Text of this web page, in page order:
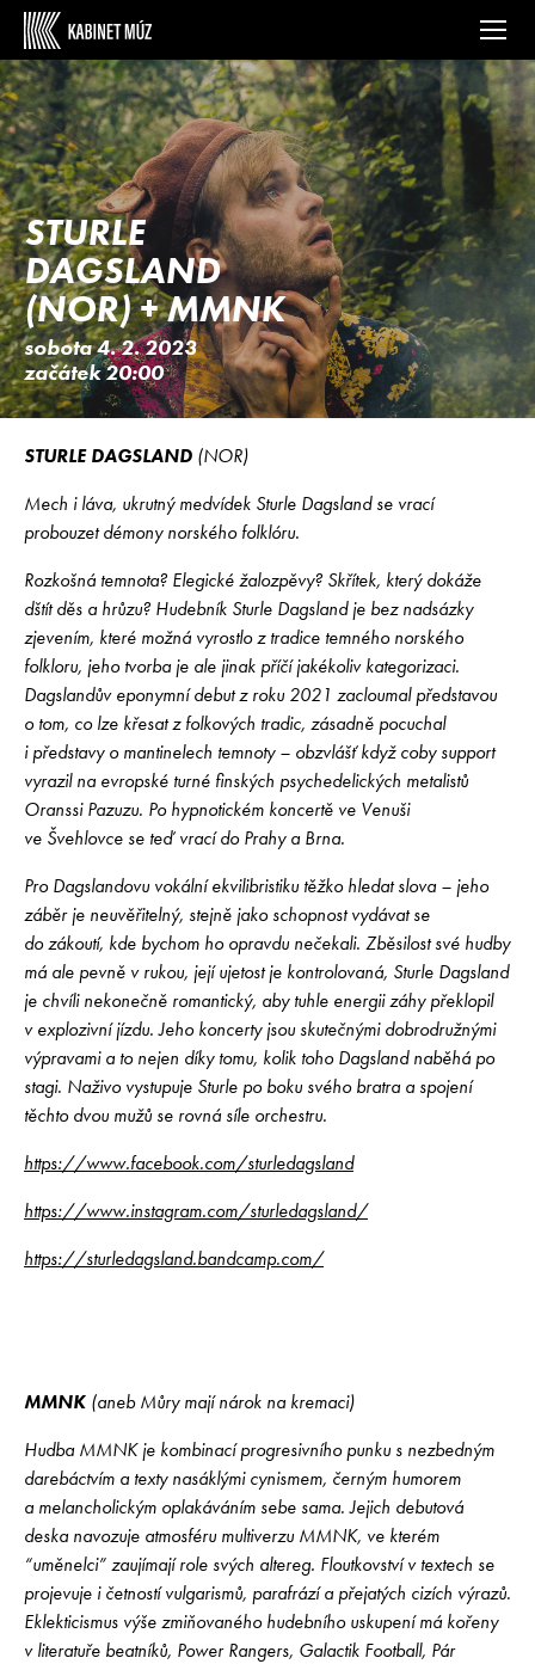
STURLE
DAGSLAND
(NOR) + MMNK
sobota 4. 2. 2023
začátek 20:00
STURLE DAGSLAND (NOR)
Mech i láva, ukrutný medvídek Sturle Dagsland se vrací
probouzet démony norského folklóru.
Rozkošná temnota? Elegické žalozpěvy? Skřítek, který dokáže
dštít děs a hrůzu? Hudebník Sturle Dagsland je bez nadsázky
zjevením, které možná vyrostlo z tradice temného norského
folkloru, jeho tvorba je ale jinak příčí jakékoliv kategorizaci.
Dagslandův eponymní debut z roku 2021 zacloumal představou
o tom, co lze křesat z folkových tradic, zásadně pocuchal
i představy o mantinelech temnoty – obzvlášť když coby support
vyrazil na evropské turné finských psychedelických metalistů
Oranssi Pazuzu. Po hypnotickém koncertě ve Venuši
ve Švehlovce se teď vrací do Prahy a Brna.
Pro Dagslandovu vokální ekvilibristiku těžko hledat slova – jeho
záběr je neuvěřitelný, stejně jako schopnost vydávat se
do zákoutí, kde bychom ho opravdu nečekali. Zběsilost své hudby
má ale pevně v rukou, její ujetost je kontrolovaná, Sturle Dagsland
je chvíli nekonečně romantický, aby tuhle energii záhy překlopil
v explozivní jízdu. Jeho koncerty jsou skutečnými dobrodružnými
výpravami a to nejen díky tomu, kolik toho Dagsland naběhá po
stagi. Naživo vystupuje Sturle po boku svého bratra a spojení
těchto dvou mužů se rovná síle orchestru.
https://www.facebook.com/sturledagsland
https://www.instagram.com/sturledagsland/
https://sturledagsland.bandcamp.com/
MMNK (aneb Můry mají nárok na kremaci)
Hudba MMNK je kombinací progresivního punku s nezbedným
darebáctvím a texty nasáklými cynismem, černým humorem
a melancholickým oplakáváním sebe sama. Jejich debutová
deska navozuje atmosféru multiverzu MMNK, ve kterém
“uměnelci” zaujímají role svých altereg. Floutkovství v textech se
projevuje i četností vulgarismů, parafrází a přejatých cizích výrazů.
Eklekticismus výše zmiňovaného hudebního uskupení má kořeny
v literatuře beatníků, Power Rangers, Galactik Football, Pár